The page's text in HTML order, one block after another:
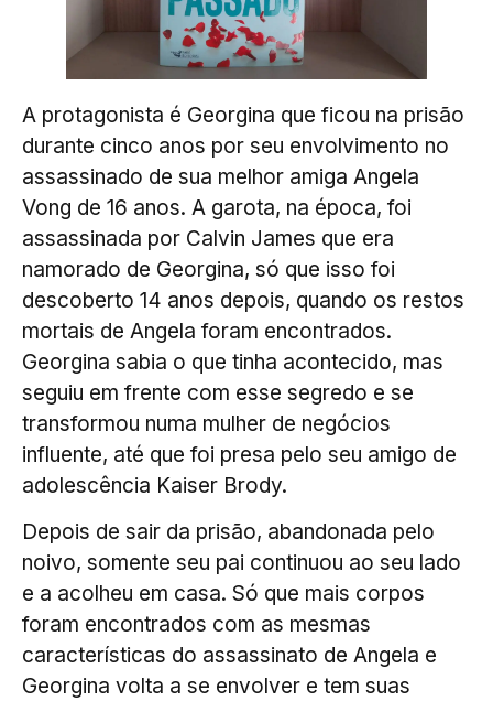
A protagonista é Georgina que ficou na prisão
durante cinco anos por seu envolvimento no
assassinado de sua melhor amiga Angela
Vong de 16 anos. A garota, na época, foi
assassinada por Calvin James que era
namorado de Georgina, só que isso foi
descoberto 14 anos depois, quando os restos
mortais de Angela foram encontrados.
Georgina sabia o que tinha acontecido, mas
seguiu em frente com esse segredo e se
transformou numa mulher de negócios
influente, até que foi presa pelo seu amigo de
adolescência Kaiser Brody.
Depois de sair da prisão, abandonada pelo
noivo, somente seu pai continuou ao seu lado
e a acolheu em casa. Só que mais corpos
foram encontrados com as mesmas
características do assassinato de Angela e
Georgina volta a se envolver e tem suas